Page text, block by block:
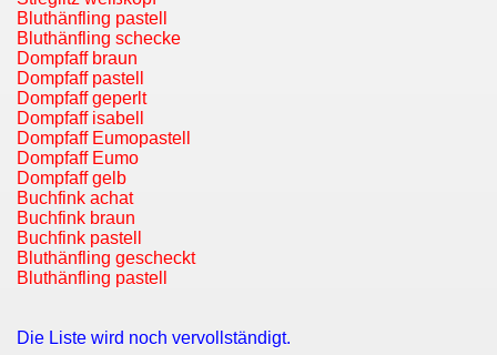
Bluthänfling pastell
Bluthänfling schecke
Dompfaff braun
Dompfaff pastell
Dompfaff geperlt
Dompfaff isabell
Dompfaff Eumopastell
Dompfaff Eumo
Dompfaff gelb
Buchfink achat
Buchfink braun
Buchfink pastell
Bluthänfling gescheckt
Bluthänfling pastell
Die Liste wird noch vervollständigt.